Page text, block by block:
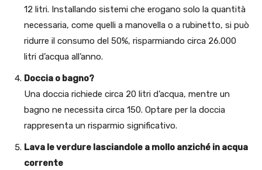
12 litri. Installando sistemi che erogano solo la quantità
necessaria, come quelli a manovella o a rubinetto, si può
ridurre il consumo del 50%, risparmiando circa 26.000
litri d’acqua all’anno.
Doccia o bagno?
Una doccia richiede circa 20 litri d’acqua, mentre un
bagno ne necessita circa 150. Optare per la doccia
rappresenta un risparmio significativo.
Lava le verdure lasciandole a mollo anziché in acqua
corrente